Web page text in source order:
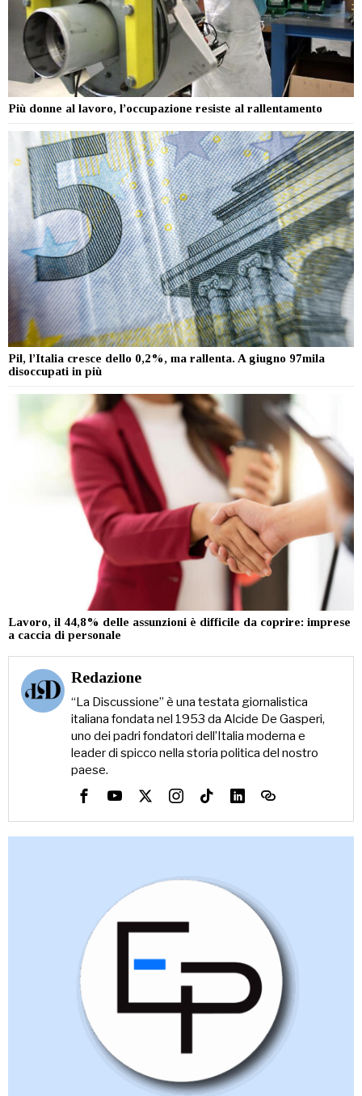
Più donne al lavoro, l’occupazione resiste al rallentamento
Pil, l’Italia cresce dello 0,2%, ma rallenta. A giugno 97mila
disoccupati in più
Lavoro, il 44,8% delle assunzioni è difficile da coprire: imprese
a caccia di personale
Redazione
“La Discussione” è una testata giornalistica
italiana fondata nel 1953 da Alcide De Gasperi,
uno dei padri fondatori dell’Italia moderna e
leader di spicco nella storia politica del nostro
paese.